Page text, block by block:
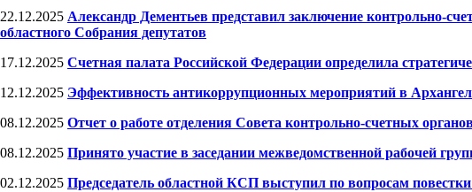
22.12.2025 Александр Дементьев представил заключение контрольно-
областного Собрания депутатов
17.12.2025 Счетная палата Российской Федерации определила
12.12.2025 Эффективность антикоррупционных мероприятий в
08.12.2025 Отчет о работе отделения Совета контрольно-счетных
08.12.2025 Принято участие в заседании межведомственной рабочей
02.12.2025 Председатель областной КСП выступил по вопросам